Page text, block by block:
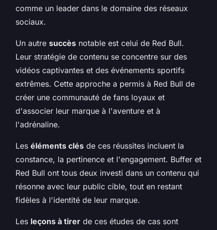
comme un leader dans le domaine des réseaux
sociaux.
Un autre succès notable est celui de Red Bull.
Leur stratégie de contenu se concentre sur des
vidéos captivantes et des événements sportifs
extrêmes. Cette approche a permis à Red Bull de
créer une communauté de fans loyaux et
d'associer leur marque à l'aventure et à
l'adrénaline.
Les éléments clés de ces réussites incluent la
constance, la pertinence et l'engagement. Buffer et
Red Bull ont tous deux investi dans un contenu qui
résonne avec leur public cible, tout en restant
fidèles à l'identité de leur marque.
Les leçons à tirer de ces études de cas sont